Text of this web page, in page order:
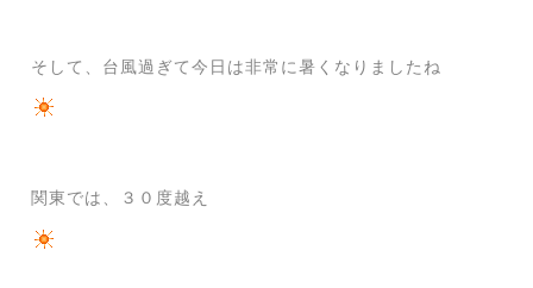
そして、台風過ぎて今日は非常に暑くなりましたね
関東では、３０度越え